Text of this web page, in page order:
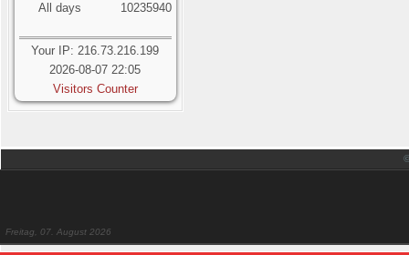
All days
10235940
Your IP: 216.73.216.199
2026-08-07 22:05
Visitors Counter
Freitag, 07. August 2026